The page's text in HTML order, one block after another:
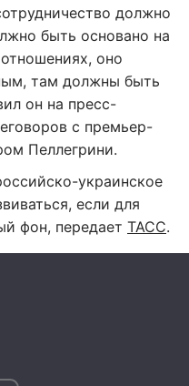
должно
быть основано на
оно
там должны быть
он на пресс-
с премьер-
Пеллегрини.
украинское
если для
фон, передает ТАСС.